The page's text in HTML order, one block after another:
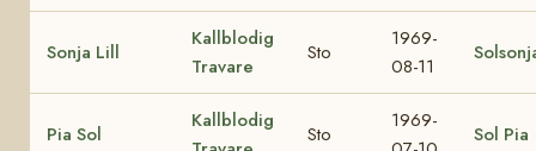
Sonja Lill
Kallblodig
Travare
Sto
1969-
08-11
Pia Sol
Kallblodig
Sto
1969-
Sol Pia